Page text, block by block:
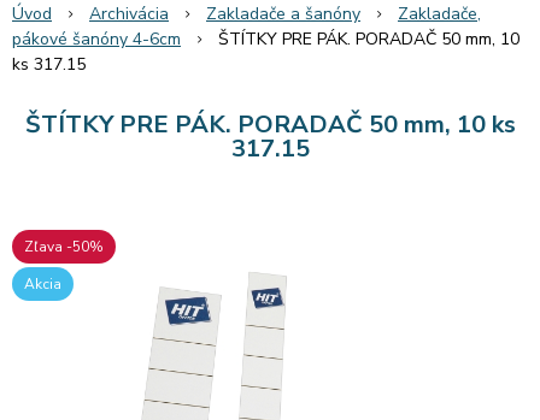
Úvod Archivácia Zakladače a šanóny
Zakladače,
pákové šanóny 4-6cm
ŠTÍTKY PRE PÁK. PORADAČ 50 mm, 10
ks 317.15
ŠTÍTKY PRE PÁK. PORADAČ 50 mm, 10 ks
317.15
Zľava -50%
Akcia